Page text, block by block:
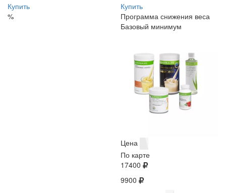
Купить
%
Купить
Программа снижения веса
Базовый минимум
Цена
По карте
17400
9900